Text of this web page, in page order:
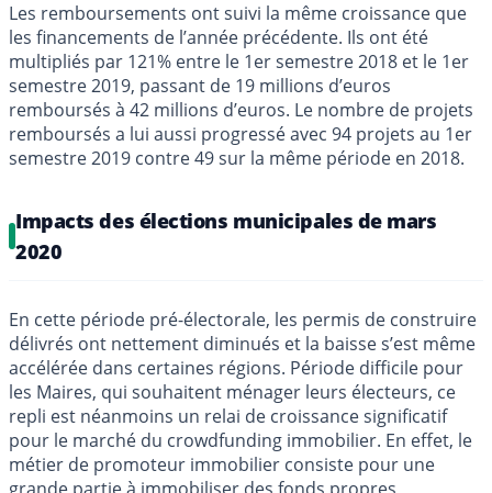
Les remboursements ont suivi la même croissance que
les financements de l’année précédente. Ils ont été
multipliés par 121% entre le 1er semestre 2018 et le 1er
semestre 2019, passant de 19 millions d’euros
remboursés à 42 millions d’euros. Le nombre de projets
remboursés a lui aussi progressé avec 94 projets au 1er
semestre 2019 contre 49 sur la même période en 2018.
Impacts des élections municipales de mars
2020
En cette période pré-électorale, les permis de construire
délivrés ont nettement diminués et la baisse s’est même
accélérée dans certaines régions. Période difficile pour
les Maires, qui souhaitent ménager leurs électeurs, ce
repli est néanmoins un relai de croissance significatif
pour le marché du crowdfunding immobilier. En effet, le
métier de promoteur immobilier consiste pour une